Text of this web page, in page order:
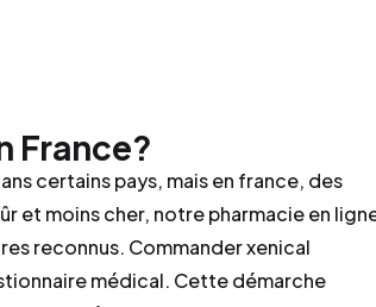
France?
certains pays, mais en france, des
et moins cher, notre pharmacie en
reconnus. Commander xenical
médical. Cette démarche